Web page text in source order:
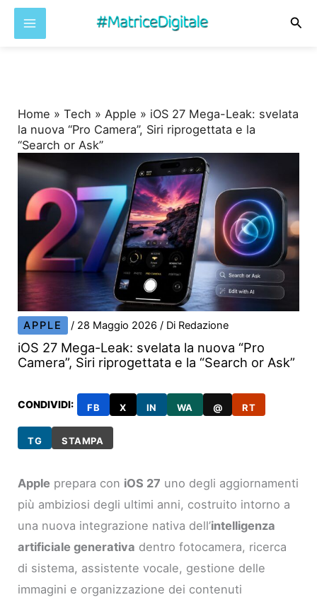
Home »Tech »Apple » iOS 27 Mega-Leak: svelata
la nuova “Pro Camera”, Siri riprogettata e la
“Search or Ask”
APPLE / 28 Maggio 2026/ Di Redazione
iOS 27 Mega-Leak: svelata la nuova “Pro
Camera”, Siri riprogettata e la “Search or Ask”
CONDIVIDI: FB X IN WA @ RT
TG STAMPA
Apple prepara con iOS 27 uno degli aggiornamenti
più ambiziosi degli ultimi anni, costruito intorno a
una nuova integrazione nativa dell’intelligenza
artificiale generativa dentro fotocamera, ricerca
di sistema, assistente vocale, gestione delle
immagini e organizzazione dei contenuti